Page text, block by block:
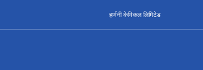
हार्मनी केमिकल लिमिटेड